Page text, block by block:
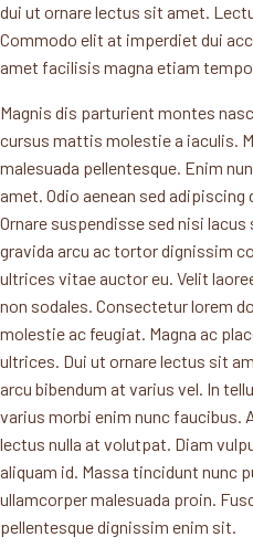
dui ut ornare lectus sit amet.
Commodo elit at imperdiet dui
amet facilisis magna etiam
Magnis dis parturient montes
cursus mattis molestie a iaculis.
malesuada pellentesque. Enim
amet. Odio aenean sed
Ornare suspendisse sed nisi
gravida arcu ac tortor dignissim
ultrices vitae auctor eu. Velit
non sodales. Consectetur lorem
molestie ac feugiat. Magna ac
ultrices. Dui ut ornare lectus sit
arcu bibendum at varius vel. In
varius morbi enim nunc faucibus.
lectus nulla at volutpat. Diam
aliquam id. Massa tincidunt nunc
ullamcorper malesuada proin.
pellentesque dignissim enim sit.